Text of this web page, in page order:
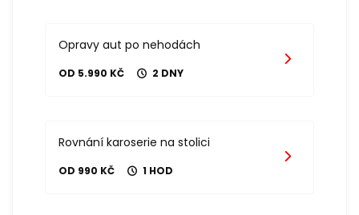
Opravy aut po nehodách
OD 5.990 KČ 2 DNY
Rovnání karoserie na stolici
OD 990 KČ 1 HOD